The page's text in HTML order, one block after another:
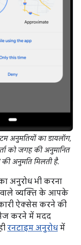
अनुमतियों का डायलॉग,
को जगह की अनुमानित
की अनुमति मिलती है.
अनुरोध भी करना
वाले व्यक्ति के आपके
ऐक्सेस करने की
करने में मदद
रनटाइम अनुरोधमें